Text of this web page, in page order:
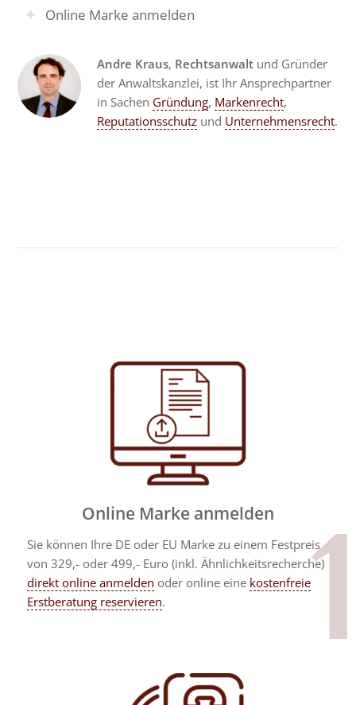
Online Marke anmelden
Andre Kraus, Rechtsanwalt und Gründer
der Anwaltskanzlei, ist Ihr Ansprechpartner
in Sachen Gründung, Markenrecht,
Reputationsschutzund Unternehmensrecht.
Online Marke anmelden
Sie können Ihre DE oder EU Marke zu einem Festpreis
von 329,- oder 499,- Euro (inkl. Ähnlichkeitsrecherche)
direkt online anmelden oder online eine kostenfreie
Erstberatung reservieren.